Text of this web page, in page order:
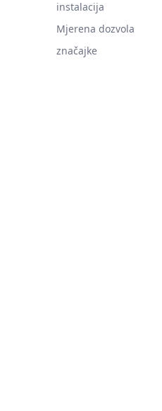
instalacija
Mjerena dozvola
značajke